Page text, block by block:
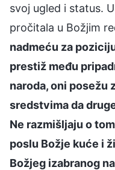
svoj ugled i status.
pročitala u Božjim
nadmeću za
prestiž među
naroda, oni posežu
sredstvima da
Ne razmišljaju o
poslu Božje kuće i
Božjeg izabranog